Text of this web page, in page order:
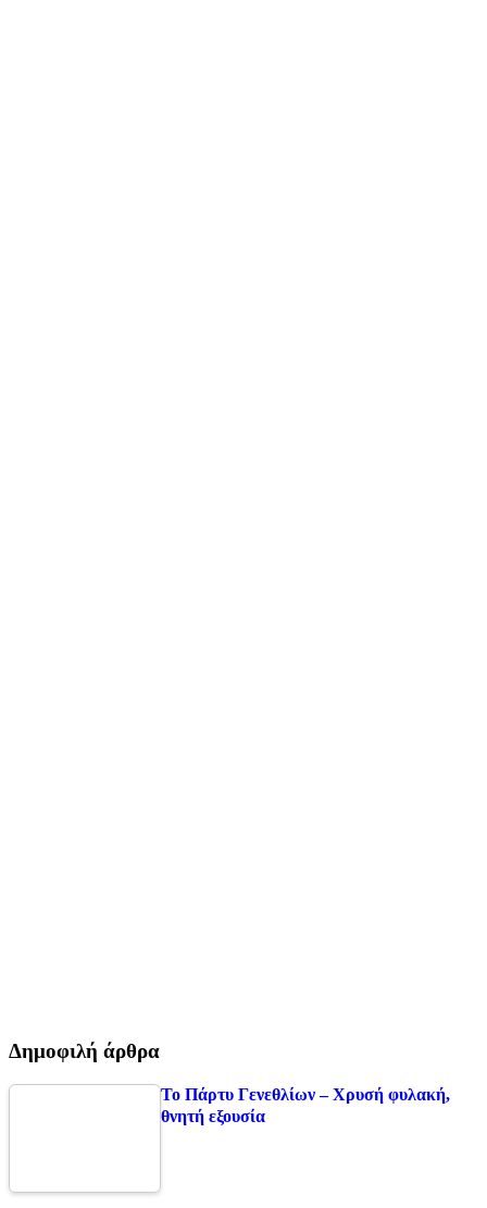
Δημοφιλή άρθρα
Το Πάρτυ Γενεθλίων – Χρυσή φυλακή,
θνητή εξουσία